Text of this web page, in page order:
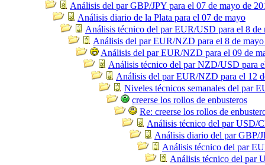
Análisis del par GBP/JPY para el 07 de mayo de
Análisis diario de la Plata para el 07 de mayo
Análisis técnico del par EUR/USD para el 8 de
Análisis del par EUR/NZD para el 8 de
Análisis del par EUR/NZD para el 09 de
Análisis técnico del par NZD/USD para
Análisis del par EUR/NZD para el 12
Niveles técnicos semanales del par
creerse los rollos de enbusteros
Re: creerse los rollos de
Análisis técnico del par USD/
Análisis diario del par GBP/
Análisis técnico del par
Análisis técnico del par